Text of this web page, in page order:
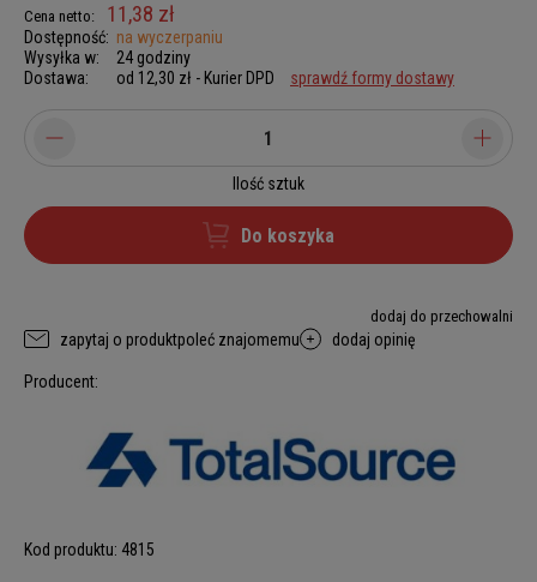
Cena netto: 11,38 zł
Dostępność: na wyczerpaniu
Wysyłka w:
24 godziny
Dostawa:
od 12,30 zł - Kurier DPD sprawdź formy dostawy
Ilość sztuk
Do koszyka
dodaj do przechowalni
zapytaj o produktpoleć znajomemu dodaj opinię
Producent:
Kod produktu: 4815